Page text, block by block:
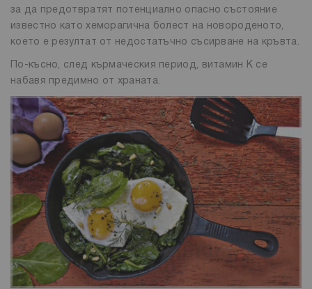
за да предотвратят потенциално опасно състояние
известно като хеморагична болест на новороденото,
което е резултат от недостатъчно съсирване на кръвта.
По-късно, след кърмаческия период, витамин К се
набавя предимно от храната.